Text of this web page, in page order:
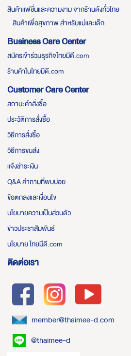
สินค้าแฟชั่นและความงาม จากร้านดังทั่วไทย
สินค้าเพื่อสุขภาพ สำหรับแม่และเด็ก
Business Care Center
สมัครเข้าร่วมธุรกิจไทยมีดี.com
ร้านค้าในไทยมีดี.com
Customer Care Center
สถานะคำสั่งซื้อ
ประวัติการสั่งซื้อ
วิธีการสั่งซื้อ
วิธีการขนส่ง
แจ้งชำระเงิน
Q&A คำถามที่พบบ่อย
ข้อตกลงและเงื่อนไข
นโยบายความเป็นส่วนตัว
ข่าวประชาสัมพันธ์
นโยบาย ไทยมีดี.com
ติดต่อเรา
member@thaimee-d.com
@thaimee-d